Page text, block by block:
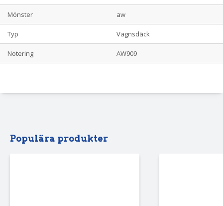
Mönster aw
Typ Vagnsdäck
Notering AW909
Populära produkter